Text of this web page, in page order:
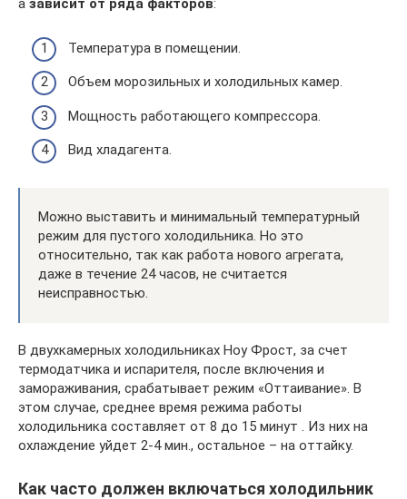
а зависит от ряда факторов:
Температура в помещении.
Объем морозильных и холодильных камер.
Мощность работающего компрессора.
Вид хладагента.
Можно выставить и минимальный температурный
режим для пустого холодильника. Но это
относительно, так как работа нового агрегата,
даже в течение 24 часов, не считается
неисправностью.
В двухкамерных холодильниках Ноу Фрост, за счет
термодатчика и испарителя, после включения и
замораживания, срабатывает режим «Оттаивание». В
этом случае, среднее время режима работы
холодильника составляет от 8 до 15 минут . Из них на
охлаждение уйдет 2-4 мин., остальное – на оттайку.
Как часто должен включаться холодильник